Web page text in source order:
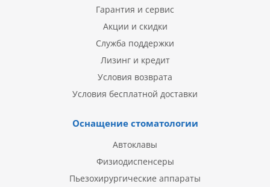
Гарантия и сервис
Акции и скидки
Служба поддержки
Лизинг и кредит
Условия возврата
Условия бесплатной доставки
Оснащение стоматологии
Автоклавы
Физиодиспенсеры
Пьезохирургические аппараты